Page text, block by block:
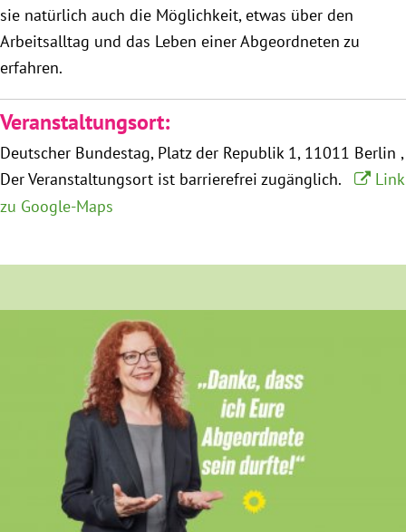
Bayern
München
Zur Person
Kontakt
Presse
Facebook
Instagram
sie natürlich auch die Möglichkeit, etwas über den
Arbeitsalltag und das Leben einer Abgeordneten zu
erfahren.
Veranstaltungsort:
Deutscher Bundestag Platz der Republik 1 11011 Berlin
Der Veranstaltungsort ist barrierefrei zugänglich.
Link
zu Google-Maps